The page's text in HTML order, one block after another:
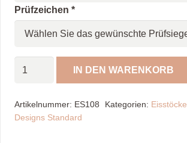
Prüfzeichen *
bunt,
schwarz
IN DEN WARENKORB
Artikelnummer: ES108 Kategorien: Eisstöcke
Designs Standard